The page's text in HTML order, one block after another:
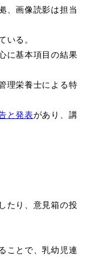
、画像読影は担当
いる。
に基本項目の結果
理栄養士による特
と発表があり、講
たり、意見箱の投
ことで、乳幼児連